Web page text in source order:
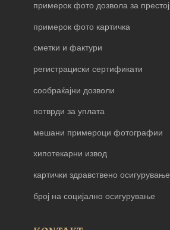
примерок фото дозвола за престој
примерок фото картичка
сметки и фактури
регистрациски сертификати
сообраќајни дозволи
потврди за уплата
мешани примероци фотографии
хипотекарни извод
картички здравствено осигурување
број на социјално осигурување